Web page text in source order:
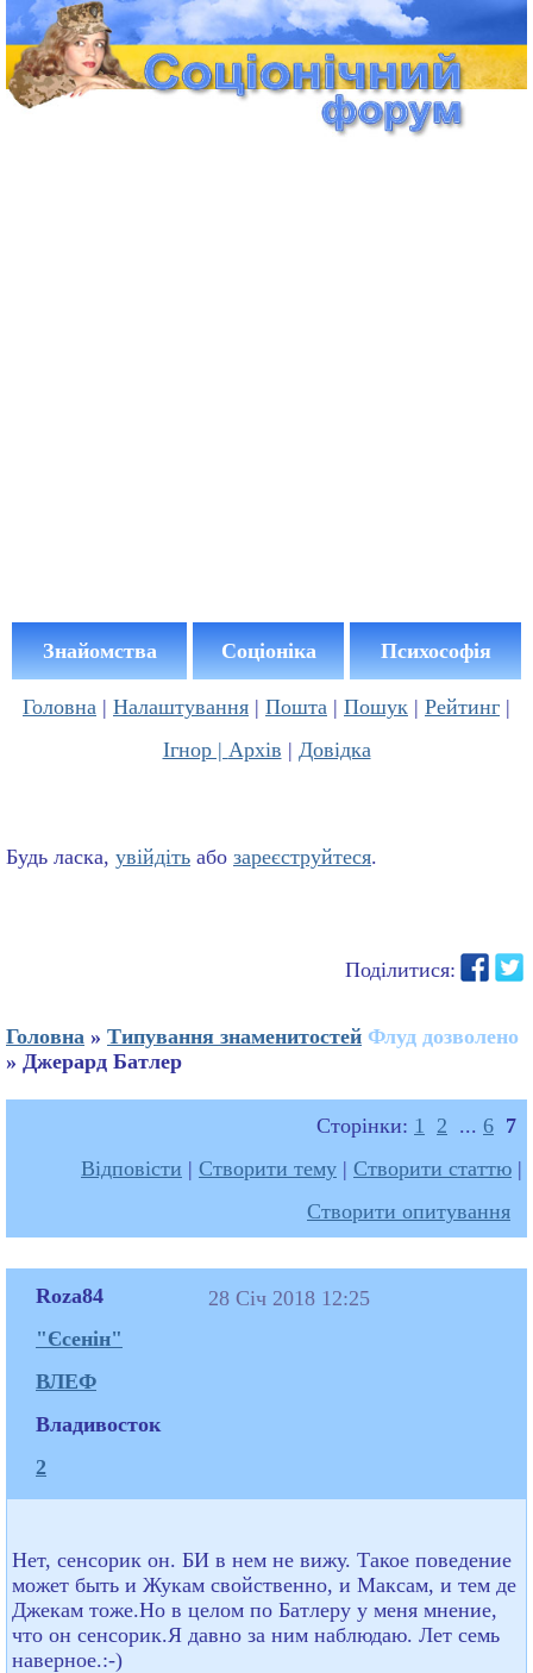
Знайомства Соціоніка Психософія
Головна | Налаштування | Пошта | Пошук | Рейтинг |
Ігнор | Архів | Довідка
Будь ласка, увійдіть або зареєструйтеся.
Поділитися:
Головна » Типування знаменитостей Флуд дозволено
» Джерард Батлер
Сторінки: 1 2 ... 6 7
Відповісти | Створити тему | Створити статтю |
Створити опитування
Roza84
"Єсенін"
ВЛЕФ
Владивосток
2
28 Січ 2018 12:25
Нет, сенсорик он. БИ в нем не вижу. Такое поведение
может быть и Жукам свойственно, и Максам, и тем де
Джекам тоже.Но в целом по Батлеру у меня мнение,
что он сенсорик.Я давно за ним наблюдаю. Лет семь
наверное.:-)